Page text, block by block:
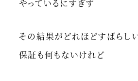
やっているにすぎず
その結果がどれほどすばらし
保証も何もないけれど